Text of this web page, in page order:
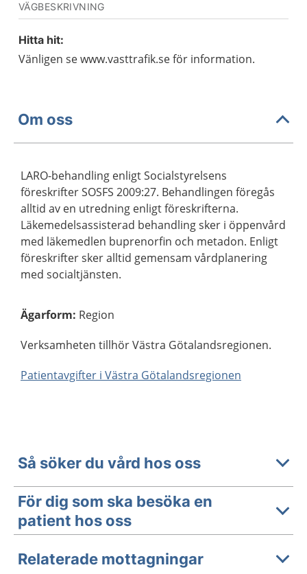
VÄGBESKRIVNING
Hitta hit:
Vänligen se www.vasttrafik.se för information.
Om oss
LARO-behandling enligt Socialstyrelsens
föreskrifter SOSFS 2009:27. Behandlingen föregås
alltid av en utredning enligt föreskrifterna.
Läkemedelsassisterad behandling sker i öppenvård
med läkemedlen buprenorfin och metadon. Enligt
föreskrifter sker alltid gemensam vårdplanering
med socialtjänsten.
Ägarform: Region
Verksamheten tillhör Västra Götalandsregionen.
Patientavgifter i Västra Götalandsregionen
Så söker du vård hos oss
För dig som ska besöka en
patient hos oss
Relaterade mottagningar